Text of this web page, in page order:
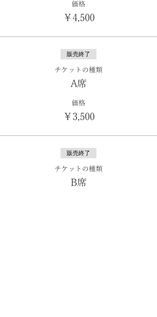
価格
￥4,500
販売終了
チケットの種類
A席
価格
￥3,500
販売終了
チケットの種類
B席